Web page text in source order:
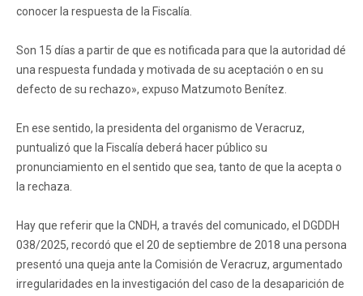
conocer la respuesta de la Fiscalía.
Son 15 días a partir de que es notificada para que la autoridad dé
una respuesta fundada y motivada de su aceptación o en su
defecto de su rechazo», expuso Matzumoto Benítez.
En ese sentido, la presidenta del organismo de Veracruz,
puntualizó que la Fiscalía deberá hacer público su
pronunciamiento en el sentido que sea, tanto de que la acepta o
la rechaza.
Hay que referir que la CNDH, a través del comunicado, el DGDDH
038/2025, recordó que el 20 de septiembre de 2018 una persona
presentó una queja ante la Comisión de Veracruz, argumentado
irregularidades en la investigación del caso de la desaparición de